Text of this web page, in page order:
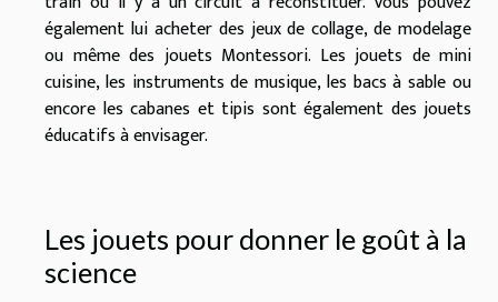
également lui acheter des jeux de collage, de modelage
ou même des jouets Montessori. Les jouets de mini
cuisine, les instruments de musique, les bacs à sable ou
encore les cabanes et tipis sont également des jouets
éducatifs à envisager.
Les jouets pour donner le goût à la
science